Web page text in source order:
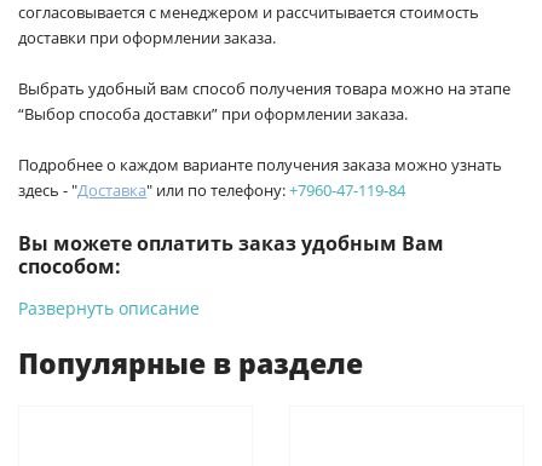
согласовывается с менеджером и рассчитывается стоимость
доставки при оформлении заказа.
Выбрать удобный вам способ получения товара можно на этапе
“Выбор способа доставки” при оформлении заказа.
Подробнее о каждом варианте получения заказа можно узнать
здесь - "Доставка" или по телефону:+7960-47-119-84
Вы можете оплатить заказ удобным Вам
способом:
-Банковской картой на сайте ProffЭлектро. Данный вид
Развернуть описание
Популярные в разделе